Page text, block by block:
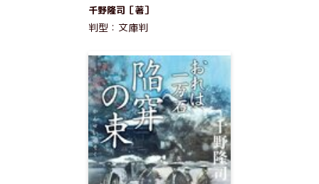
千野隆司［著］
判型：文庫判